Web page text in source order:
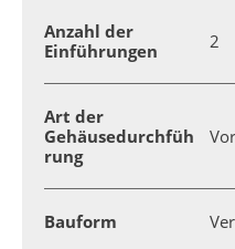
Anzahl der
Einführungen
2
Art der
Gehäusedurchfüh
rung
Bauform